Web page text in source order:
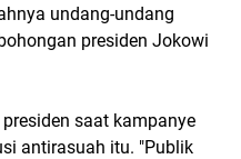
undang-undang
presiden Jokowi
saat kampanye
antirasuah itu. "Publik